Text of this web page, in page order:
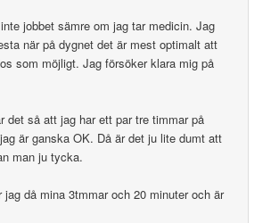
jobbet sämre om jag tar medicin. Jag
när på dygnet det är mest optimalt att
som möjligt. Jag försöker klara mig på
det så att jag har ett par tre timmar på
är ganska OK. Då är det ju lite dumt att
man ju tycka.
jag då mina 3tmmar och 20 minuter och är